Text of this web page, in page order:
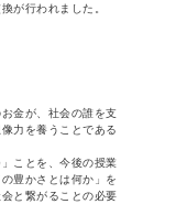
が行われました。
金が、社会の誰を支
力を養うことである
ことを、今後の授業
豊かさとは何か」を
と繋がることの必要